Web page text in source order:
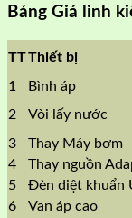
Bảng Giá linh
TTThiết bị
1
Bình áp
2
Vòi lấy nước
3
Thay Máy bơm
4
Thay nguồn
5
Đèn diệt khuẩn
6
Van áp cao